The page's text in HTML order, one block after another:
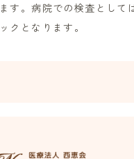
す。病院での検査として
クとなります。